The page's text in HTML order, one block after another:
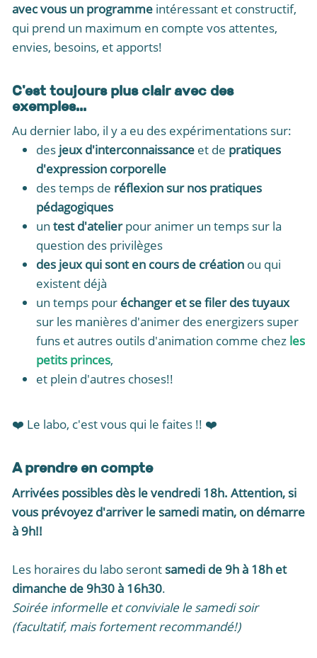
avec vous un programme intéressant et constructif,
qui prend un maximum en compte vos attentes,
envies, besoins, et apports!
C'est toujours plus clair avec des
exemples...
Au dernier labo, il y a eu des expérimentations sur:
des jeux d'interconnaissance et de pratiques
d'expression corporelle
des temps de réflexion sur nos pratiques
pédagogiques
un test d'atelierpour animer un temps sur la
question des privilèges
des jeux qui sont en cours de création ou qui
existent déjà
un temps pour échanger et se filer des tuyaux
sur les manières d'animer des energizers super
funs et autres outils d'animation comme chez les
petits princes,
et plein d'autres choses!!
❤️ Le labo, c'est vous qui le faites !! ❤️
A prendre en compte
Arrivées possibles dès le vendredi 18h. Attention, si
vous prévoyez d'arriver le samedi matin, on démarre
à 9h!!
Les horaires du labo seront samedi de 9h à 18h et
dimanche de 9h30 à 16h30.
Soirée informelle et conviviale le samedi soir
(facultatif, mais fortement recommandé!)